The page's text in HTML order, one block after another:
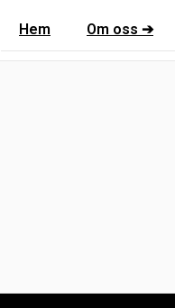
Hem Om oss ➔